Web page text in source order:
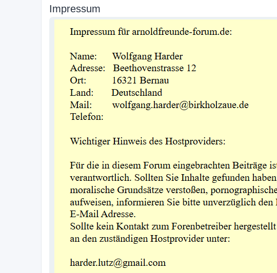
Impressum